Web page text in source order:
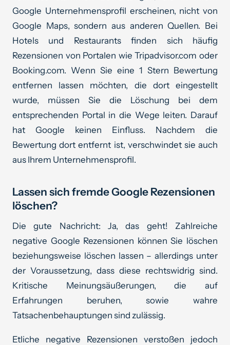
Google Unternehmensprofil erscheinen, nicht von
Google Maps, sondern aus anderen Quellen. Bei
Hotels und Restaurants finden sich häufig
Rezensionen von Portalen wie Tripadvisor.com oder
Booking.com. Wenn Sie eine 1 Stern Bewertung
entfernen lassen möchten, die dort eingestellt
wurde, müssen Sie die Löschung bei dem
entsprechenden Portal in die Wege leiten. Darauf
hat Google keinen Einfluss. Nachdem die
Bewertung dort entfernt ist, verschwindet sie auch
aus Ihrem Unternehmensprofil.
Lassen sich fremde Google Rezensionen
löschen?
Die gute Nachricht: Ja, das geht! Zahlreiche
negative Google Rezensionen können Sie löschen
beziehungsweise löschen lassen – allerdings unter
der Voraussetzung, dass diese rechtswidrig sind.
Kritische Meinungsäußerungen, die auf
Erfahrungen beruhen, sowie wahre
Tatsachenbehauptungen sind zulässig.
Etliche negative Rezensionen verstoßen jedoch